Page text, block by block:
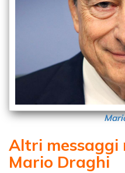
Altri messaggi
Mario Draghi